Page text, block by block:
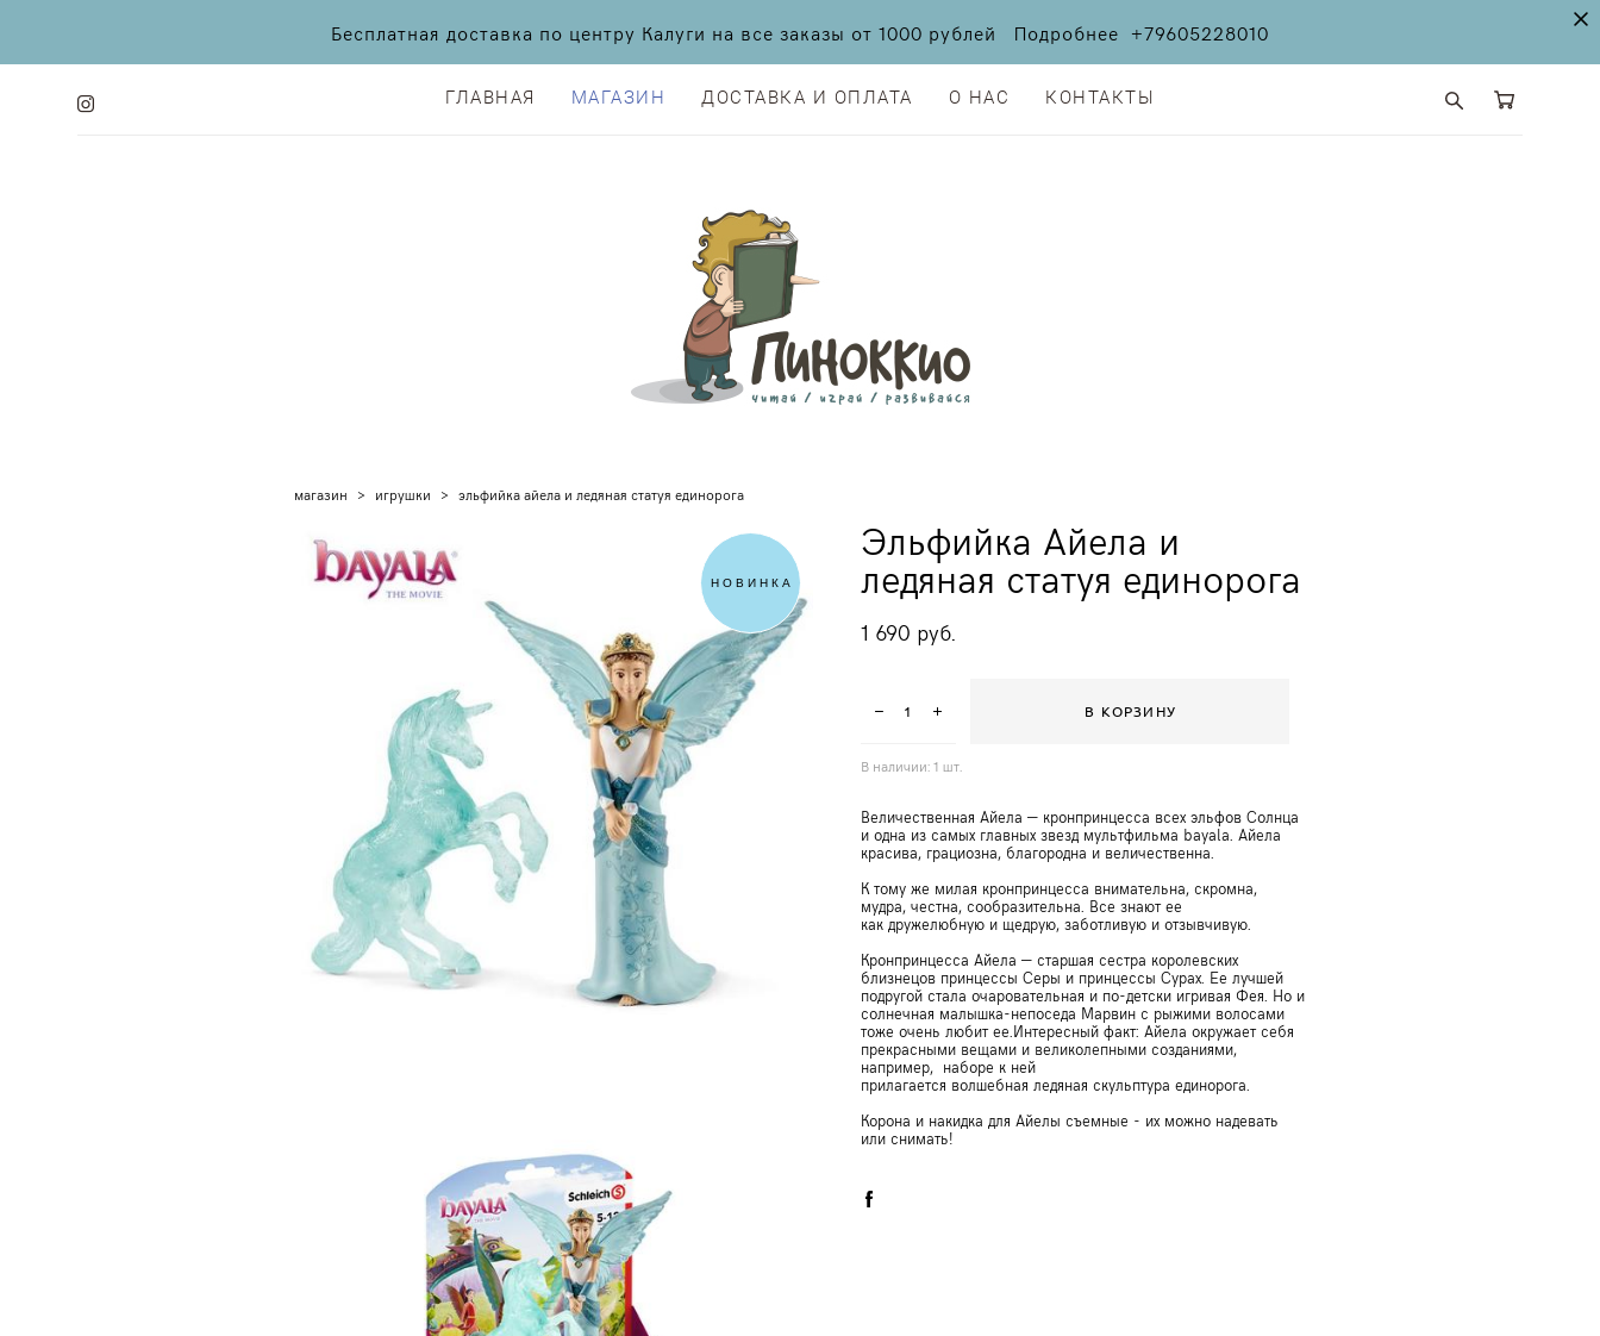
Бесплатная доставка по центру Калуги на все заказы от 1000 рублей Подробнее +79605228010
ГЛАВНАЯ МАГАЗИН ДОСТАВКА И ОПЛАТА О НАС КОНТАКТЫ
ГЛАВНАЯ МАГАЗИН ДОСТАВКА И ОПЛАТА О НАС КОНТАКТЫ
магазин > игрушки > эльфийка айела и ледяная статуя единорога
НОВИНКА
Эльфийка Айела и
ледяная статуя единорога
1 690 pуб.
В наличии:1 шт.
В КОРЗИНУ
Величественная Айела — кронпринцесса всех эльфов Солнца
и одна из самых главных звезд мультфильма bayala. Айела
красива, грациозна, благородна и величественна.
К тому же милая кронпринцесса внимательна, скромна,
мудра, честна, сообразительна. Все знают ее
как дружелюбную и щедрую, заботливую и отзывчивую.
Кронпринцесса Айела — старшая сестра королевских
близнецов принцессы Серы и принцессы Сурах. Ее лучшей
подругой стала очаровательная и по-детски игривая Фея. Но и
солнечная малышка-непоседа Марвин с рыжими волосами
тоже очень любит ее.Интересный факт: Айела окружает себя
прекрасными вещами и великолепными созданиями,
например, наборе к ней
прилагается волшебная ледяная скульптура единорога.
Корона и накидка для Айелы съемные - их можно надевать
или снимать!